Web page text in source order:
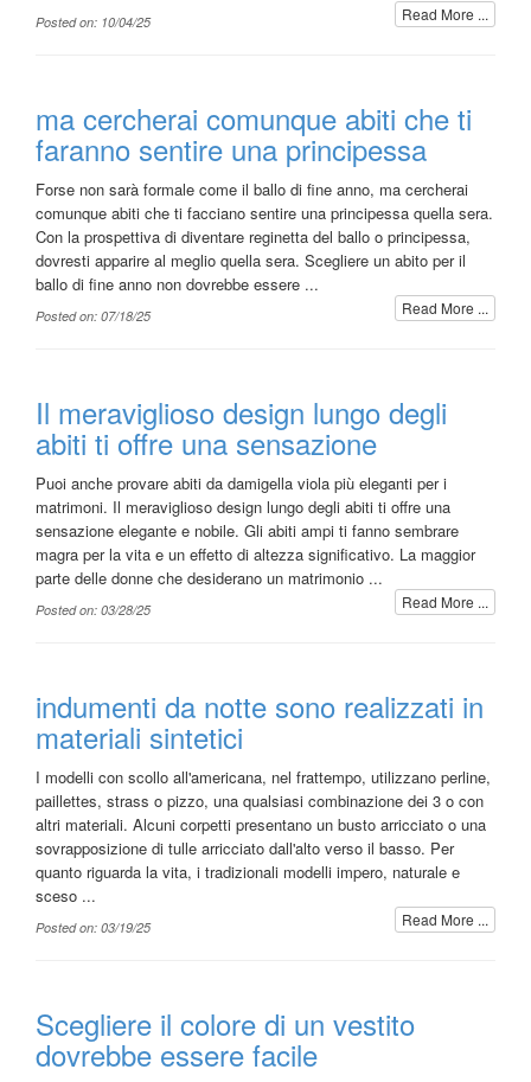
Read More ...
Posted on: 10/04/25
ma cercherai comunque abiti che ti
faranno sentire una principessa
Forse non sarà formale come il ballo di fine anno, ma cercherai
comunque abiti che ti facciano sentire una principessa quella sera.
Con la prospettiva di diventare reginetta del ballo o principessa,
dovresti apparire al meglio quella sera. Scegliere un abito per il
ballo di fine anno non dovrebbe essere ...
Read More ...
Posted on: 07/18/25
Il meraviglioso design lungo degli
abiti ti offre una sensazione
Puoi anche provare abiti da damigella viola più eleganti per i
matrimoni. Il meraviglioso design lungo degli abiti ti offre una
sensazione elegante e nobile. Gli abiti ampi ti fanno sembrare
magra per la vita e un effetto di altezza significativo. La maggior
parte delle donne che desiderano un matrimonio ...
Read More ...
Posted on: 03/28/25
indumenti da notte sono realizzati in
materiali sintetici
I modelli con scollo all'americana, nel frattempo, utilizzano perline,
paillettes, strass o pizzo, una qualsiasi combinazione dei 3 o con
altri materiali. Alcuni corpetti presentano un busto arricciato o una
sovrapposizione di tulle arricciato dall'alto verso il basso. Per
quanto riguarda la vita, i tradizionali modelli impero, naturale e
sceso ...
Read More ...
Posted on: 03/19/25
Scegliere il colore di un vestito
dovrebbe essere facile